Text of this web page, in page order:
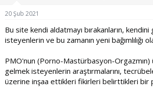
20 Şub 2021
Bu site kendi aldatmayı bırakanların,
isteyenlerin ve bu zamanın yeni bağımlılığı
PMO'nun (Porno-Mastürbasyon-Orgazmın)
gelmek isteyenlerin araştırmalarını,
üzerine inşaa ettikleri fikirleri belirttikleri bir